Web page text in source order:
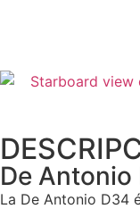
De Antonio
La De Antonio D34